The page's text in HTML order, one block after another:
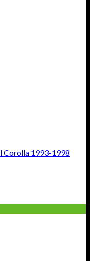
Corolla 1993-1998